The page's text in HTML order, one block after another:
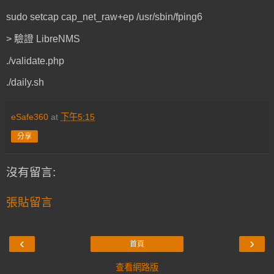
sudo setcap cap_net_raw+ep /usr/sbin/fping6
> 驗證 LibreNMS
./validate.php
./daily.sh
eSafe360 at 下午5:15
分享
沒有留言:
張貼留言
‹ ›
首頁
查看網路版